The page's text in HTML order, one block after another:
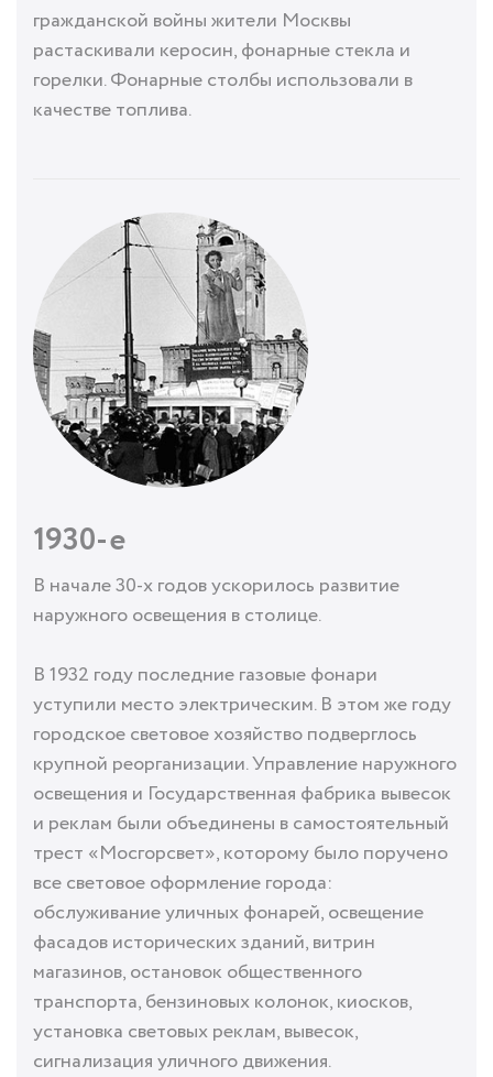
гражданской войны жители Москвы
растаскивали керосин, фонарные стекла и
горелки. Фонарные столбы использовали в
качестве топлива.
1930-е
В начале 30-х годов ускорилось развитие
наружного освещения в столице.
В 1932 году последние газовые фонари
уступили место электрическим. В этом же году
городское световое хозяйство подверглось
крупной реорганизации. Управление наружного
освещения и Государственная фабрика вывесок
и реклам были объединены в самостоятельный
трест «Мосгорсвет», которому было поручено
все световое оформление города:
обслуживание уличных фонарей, освещение
фасадов исторических зданий, витрин
магазинов, остановок общественного
транспорта, бензиновых колонок, киосков,
установка световых реклам, вывесок,
сигнализация уличного движения.